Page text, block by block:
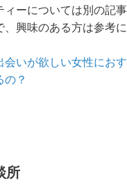
ィーについては別の記
、興味のある方は参考
会いが欲しい女性にお
の？
所